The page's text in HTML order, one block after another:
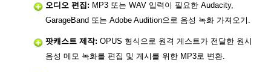
오디오 편집: MP3 또는 WAV 입력이 필요한 Audacity,
GarageBand 또는 Adobe Audition으로 음성 녹화 가져오기.
팟캐스트 제작: OPUS 형식으로 원격 게스트가 전달한 원시
음성 메모 녹화를 편집 및 게시를 위한 MP3로 변환.